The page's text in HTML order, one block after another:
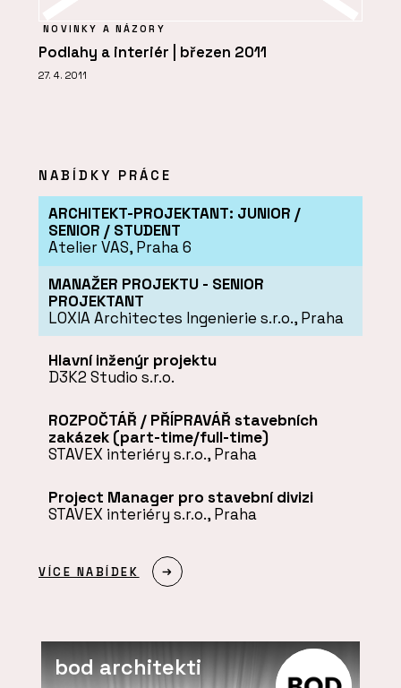
NOVINKY A NÁZORY
Podlahy a interiér | březen 2011
27. 4. 2011
NABÍDKY PRÁCE
ARCHITEKT-PROJEKTANT: JUNIOR /
SENIOR / STUDENT
Atelier VAS, Praha 6
MANAŽER PROJEKTU - SENIOR
PROJEKTANT
LOXIA Architectes Ingenierie s.r.o., Praha
Hlavní inženýr projektu
D3K2 Studio s.r.o.
ROZPOČTÁŘ / PŘÍPRAVÁŘ stavebních
zakázek (part-time/full-time)
STAVEX interiéry s.r.o., Praha
Project Manager pro stavební divizi
STAVEX interiéry s.r.o., Praha
VÍCE NABÍDEK
bod architekti